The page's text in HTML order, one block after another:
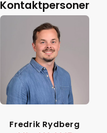
Kontaktpersoner
Fredrik Rydberg